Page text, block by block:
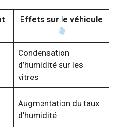
Effets sur le véhicule
Condensation
d’humidité sur les
vitres
Augmentation du taux
d’humidité